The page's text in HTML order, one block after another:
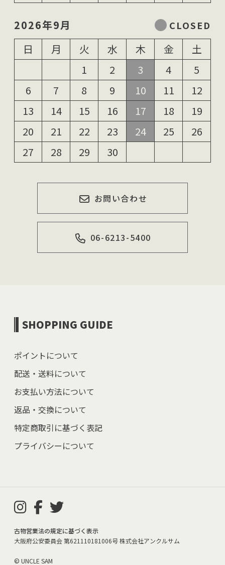
2026年9月
日
月 火 水 木 金
土
1
2 3 4
5
6
7 8 9 10 11
12
13
14 15 16 17 18
19
20
21 22 23 24 25
26
27
28 29 30
お問い合わせ
06-6213-5400
SHOPPING GUIDE
ポイントについて
配送・送料について
お支払い方法について
返品・交換について
特定商取引に基づく表記
プライバシーについて
古物営業法の規定に基づく表示
大阪府公安委員会 第621110181006号 株式会社アンクルサム
© UNCLE SAM